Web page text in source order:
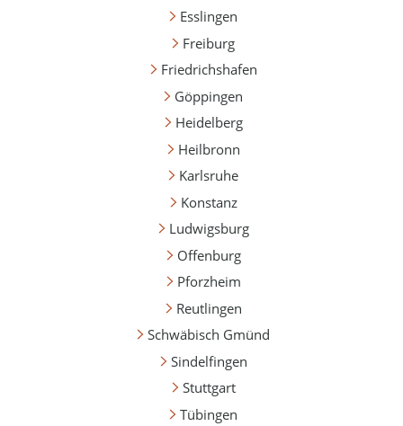
Esslingen
Freiburg
Friedrichshafen
Göppingen
Heidelberg
Heilbronn
Karlsruhe
Konstanz
Ludwigsburg
Offenburg
Pforzheim
Reutlingen
Schwäbisch Gmünd
Sindelfingen
Stuttgart
Tübingen